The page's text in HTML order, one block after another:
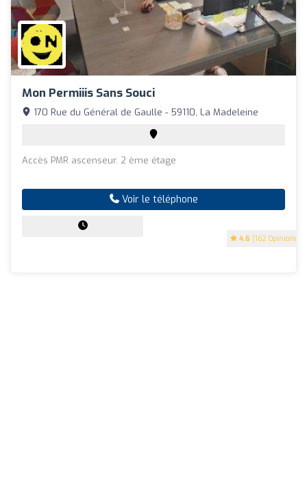
Mon Permiiis Sans Souci
4.6 (162 Opinions)
170 Rue du Général de Gaulle - 59110, La Madeleine
Accès PMR ascenseur. 2 ème étage
Voir le téléphone